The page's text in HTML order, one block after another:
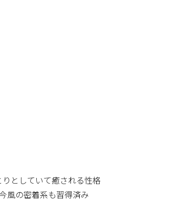
としていて癒される性格
風の密着系も習得済み